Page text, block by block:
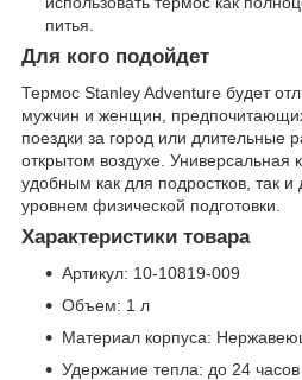
питья.
Для кого подойдет
Термос Stanley Adventure будет
мужчин и женщин,
поездки за город или длительные
открытом воздухе. Универсальная
удобным как для подростков, так
уровнем физической подготовки.
Характеристики товара
Артикул: 10-10819-009
Объем: 1 л
Материал корпуса:
Удержание тепла: до 24 часов